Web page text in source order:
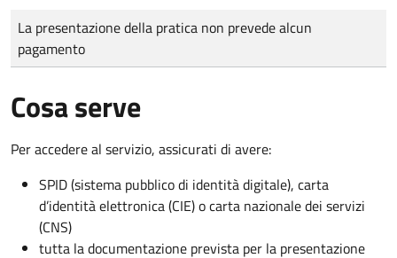
Tipo di pagamento
Importo
La presentazione della pratica non prevede alcun
pagamento
Cosa serve
Per accedere al servizio, assicurati di avere:
SPID (sistema pubblico di identità digitale), carta
d’identità elettronica (CIE) o carta nazionale dei servizi
(CNS)
tutta la documentazione prevista per la presentazione